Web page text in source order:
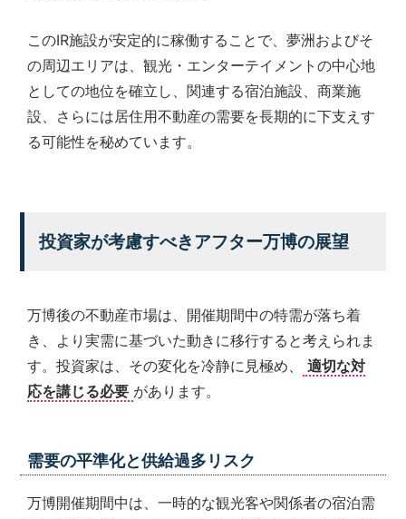
このIR施設が安定的に稼働することで、夢洲およびそ
の周辺エリアは、観光・エンターテイメントの中心地
としての地位を確立し、関連する宿泊施設、商業施
設、さらには居住用不動産の需要を長期的に下支えす
る可能性を秘めています。
投資家が考慮すべきアフター万博の展望
万博後の不動産市場は、開催期間中の特需が落ち着
き、より実需に基づいた動きに移行すると考えられま
す。投資家は、その変化を冷静に見極め、
適切な対
応を講じる必要 があります。
需要の平準化と供給過多リスク
万博開催期間中は、一時的な観光客や関係者の宿泊需